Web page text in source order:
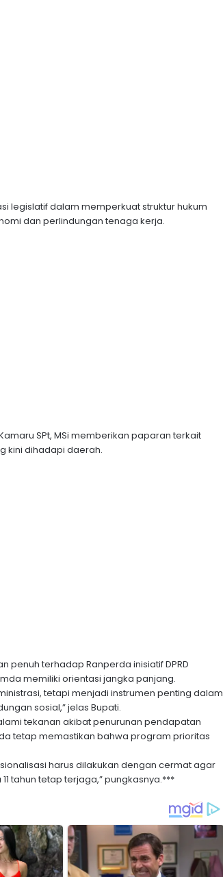
legislatif dalam memperkuat struktur hukum
dan perlindungan tenaga kerja.
SPt, MSi memberikan paparan terkait
kini dihadapi daerah.
terhadap Ranperda inisiatif DPRD
memiliki orientasi jangka panjang.
tetapi menjadi instrumen penting dalam
sosial,” jelas Bupati.
tekanan akibat penurunan pendapatan
tetap memastikan bahwa program prioritas
harus dilakukan dengan cermat agar
tahun tetap terjaga,” pungkasnya.***